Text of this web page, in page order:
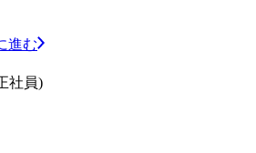
進む
社員)